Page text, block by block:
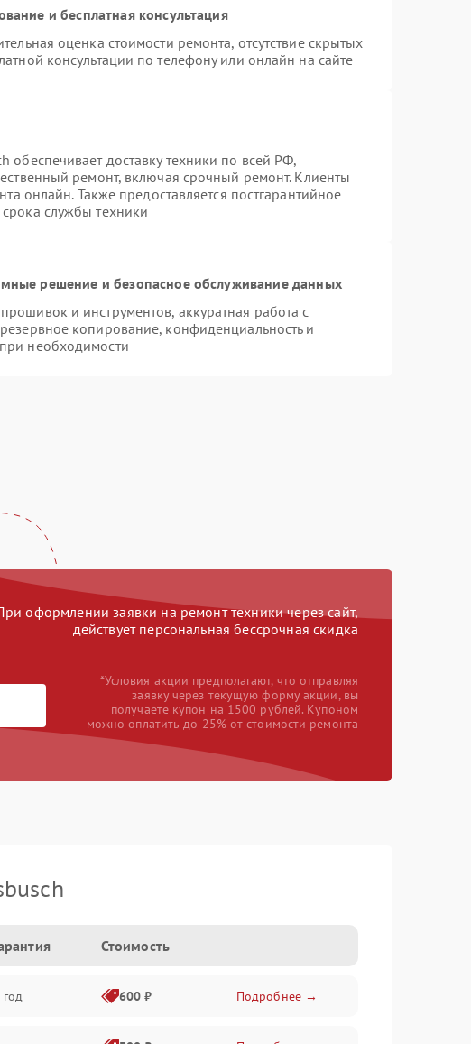
и бесплатная консультация
оценка стоимости ремонта, отсутствие скрытых
консультации по телефону или онлайн на сайте
обеспечивает доставку техники по всей РФ,
ремонт, включая срочный ремонт. Клиенты
онлайн. Также предоставляется постгарантийное
службы техники
решение и безопасное обслуживание данных
и инструментов, аккуратная работа с
копирование, конфиденциальность и
необходимости
оформлении заявки на ремонт техники через сайт,
действует персональная бессрочная скидка
*Условия акции предполагают, что отправляя
заявку через текущую форму акции, вы
получаете купон на 1500 рублей. Купоном
можно оплатить до 25% от стоимости ремонта
Стоимость
год 600 ₽ Подробнее →